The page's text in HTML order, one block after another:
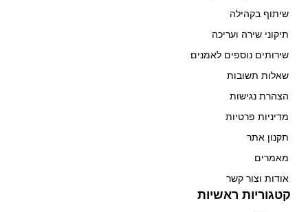
שיתוף בקהילה
תיקוני שירה ועריכה
שירותים נוספים לאמנים
שאלות תשובות
הצהרת נגישות
מדיניות פרטיות
תקנון אתר
מאמרים
אודות וצור קשר
קטגוריות ראשיות